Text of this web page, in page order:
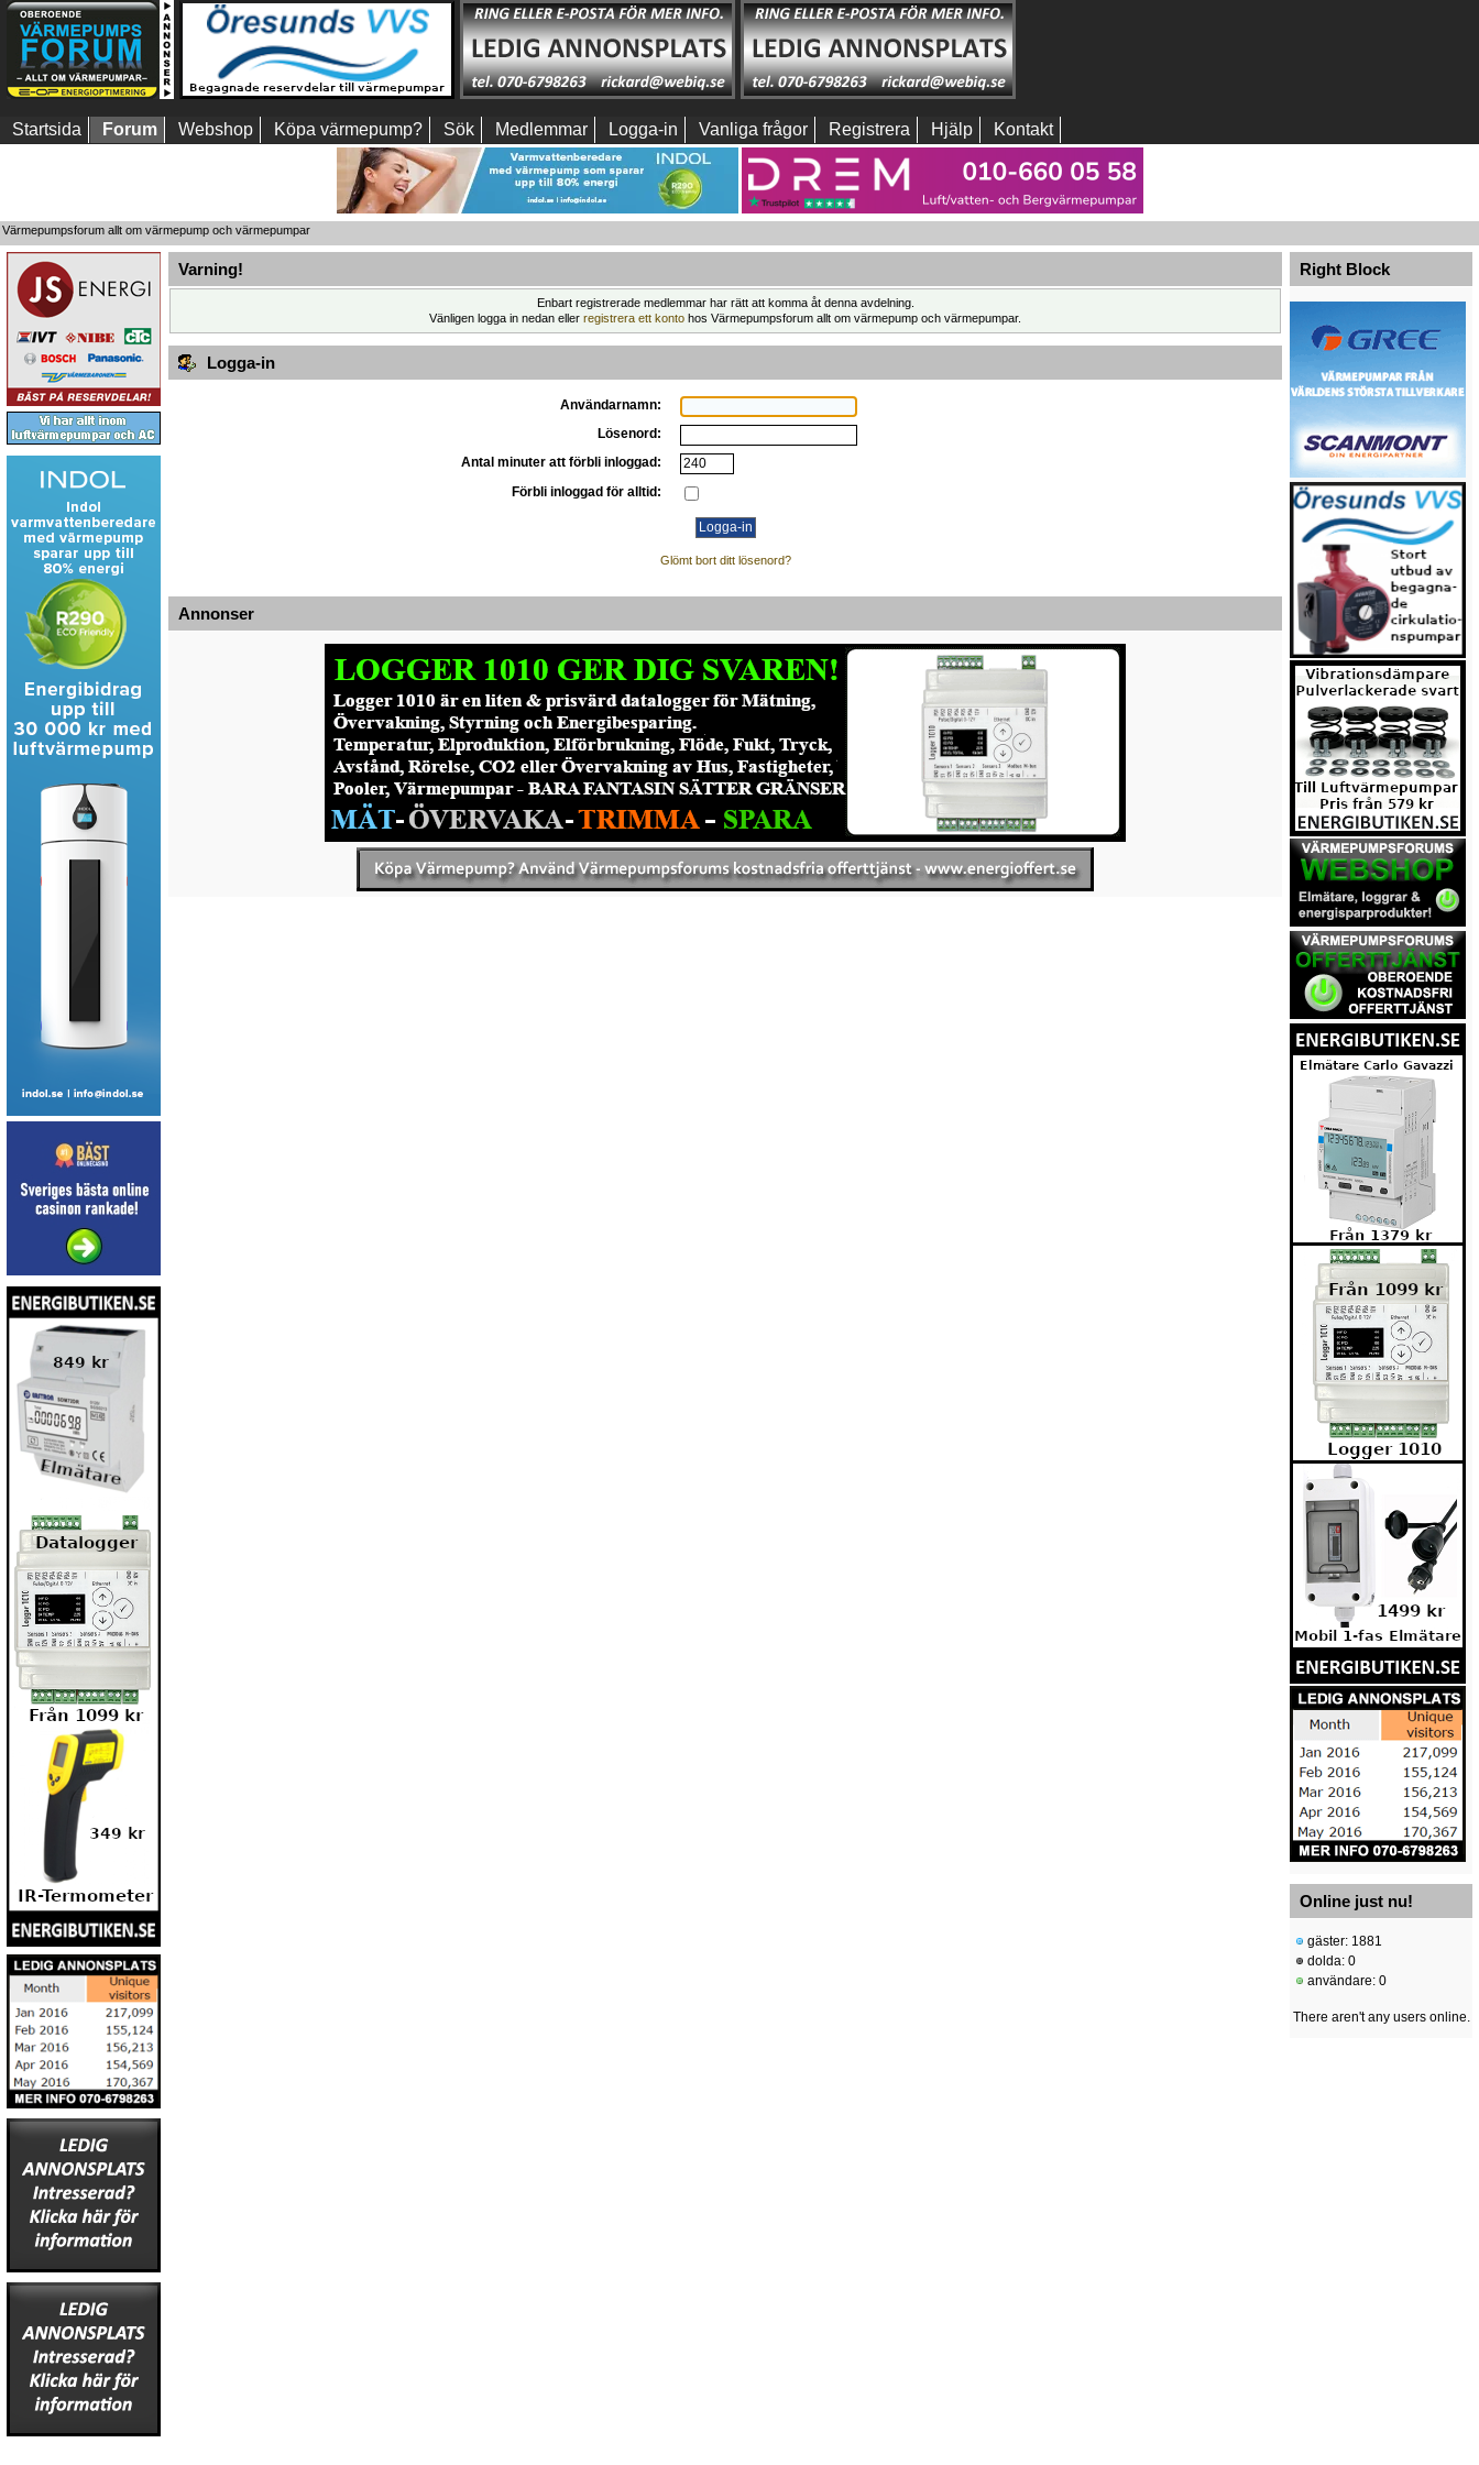
Startsida Forum Webshop Köpa värmepump? Sök Medlemmar Logga-in Vanliga frågor Registrera Hjälp Kontakt
Värmepumpsforum allt om värmepump och värmepumpar
Varning!
Enbart registrerade medlemmar har rätt att komma åt denna avdelning.
Vänligen logga in nedan eller registrera ett konto hos Värmepumpsforum allt om värmepump och värmepumpar.
Logga-in
Användarnamn:
Lösenord:
Antal minuter att förbli inloggad:
Förbli inloggad för alltid:
Glömt bort ditt lösenord?
Annonser
Right Block
Online just nu!
gäster: 1881
dolda: 0
användare: 0
There aren't any users online.